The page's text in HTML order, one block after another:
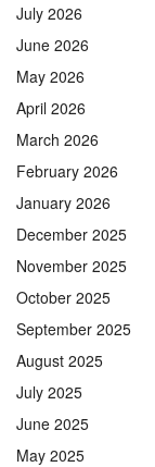
July 2026
June 2026
May 2026
April 2026
March 2026
February 2026
January 2026
December 2025
November 2025
October 2025
September 2025
August 2025
July 2025
June 2025
May 2025